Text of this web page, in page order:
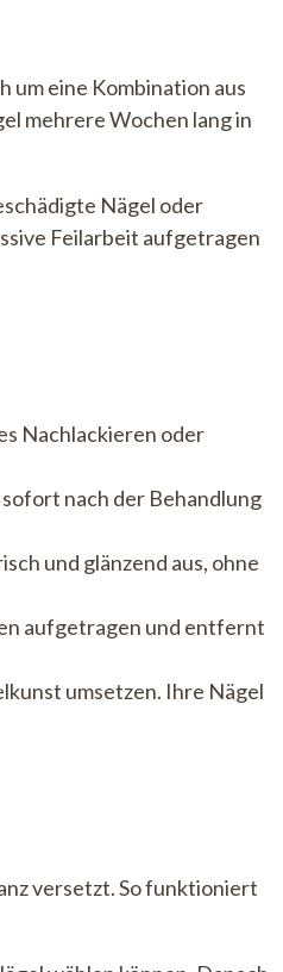
um eine Kombination aus
mehrere Wochen lang in
Nägel oder
Feilarbeit aufgetragen
Nachlackieren oder
nach der Behandlung
und glänzend aus, ohne
aufgetragen und entfernt
umsetzen. Ihre Nägel
versetzt. So funktioniert